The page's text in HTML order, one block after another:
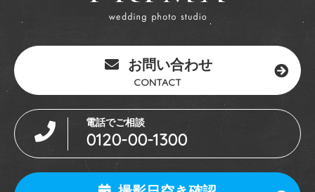
お問い合わせ
CONTACT
電話でご相談
0120-00-1300